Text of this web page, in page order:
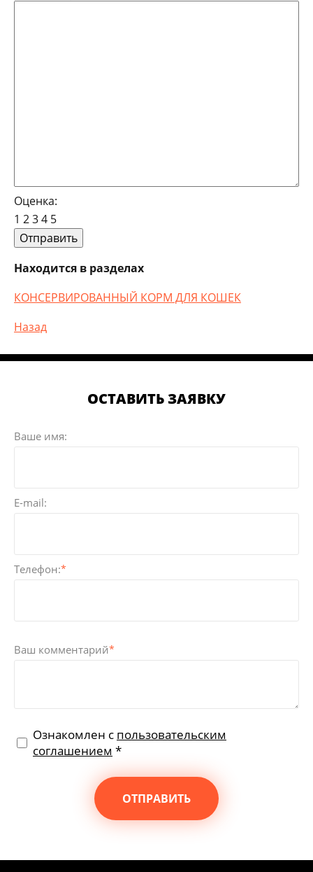
Оценка:
1 234 5
Находится в разделах
КОНСЕРВИРОВАННЫЙ КОРМ ДЛЯ КОШЕК
Назад
ОСТАВИТЬ ЗАЯВКУ
Ваше имя:
E-mail:
Телефон:*
Ваш комментарий*
Ознакомлен с пользовательским
соглашением *
ОТПРАВИТЬ